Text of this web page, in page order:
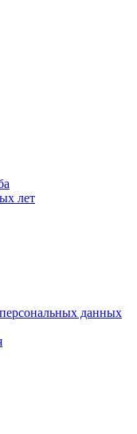
лет
данных